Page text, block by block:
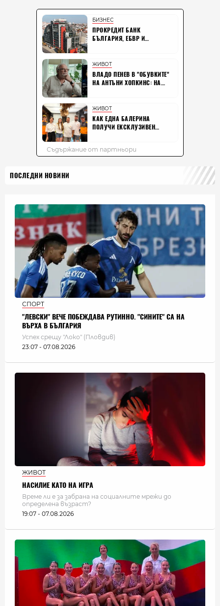
ПОСЛЕДНИ НОВИНИ
СПОРТ
"ЛЕВСКИ" ВЕЧЕ ПОБЕЖДАВА РУТИННО. "СИНИТЕ" СА НА
ВЪРХА В БЪЛГАРИЯ
Успех срещу "Локо" (Пловдив)
23:07 - 07.08.2026
ЖИВОТ
НАСИЛИЕ КАТО НА ИГРА
Време ли е за забрана на социалните мрежи до
определена възраст?
19:07 - 07.08.2026